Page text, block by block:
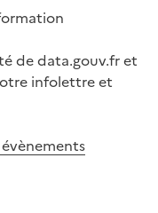
de data.gouv.fr et
infolettre et